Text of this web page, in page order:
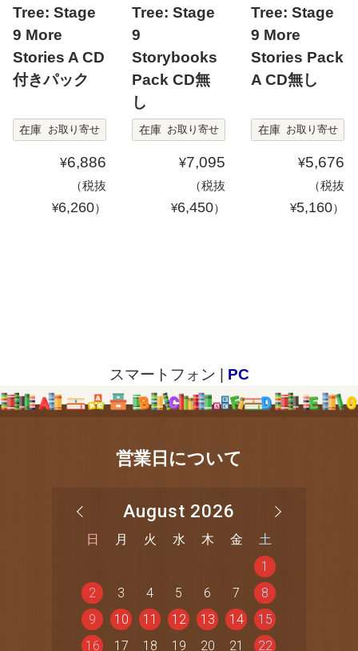
Tree: Stage
9 More
Stories A CD
付きパック
在庫 お取り寄せ
¥6,886
（税抜
¥6,260）
Tree: Stage
9
Storybooks
Pack CD無
し
在庫 お取り寄せ
¥7,095
（税抜
¥6,450）
Tree: Stage
9 More
Stories Pack
A CD無し
在庫 お取り寄せ
¥5,676
（税抜
¥5,160）
スマートフォン | PC
営業日について
August 2026
日 月 火 水 木 金
土
1
2
3 4 5 6 7
8
9
10 11 12 13 14
15
16
17 18 19 20 21
22